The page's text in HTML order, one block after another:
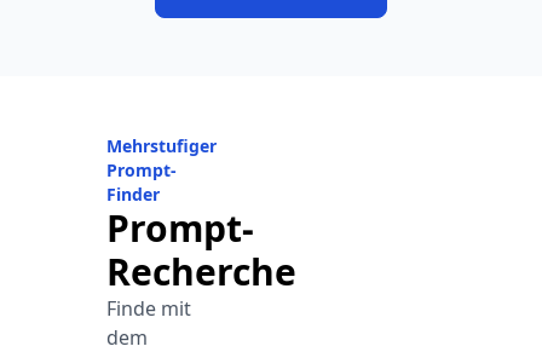
Mehrstufiger
Prompt-
Finder
Prompt-
Recherche
Finde mit
dem